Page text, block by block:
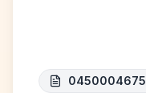
0450004675